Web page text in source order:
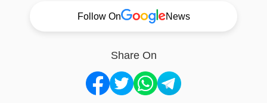
Follow On News
Share On